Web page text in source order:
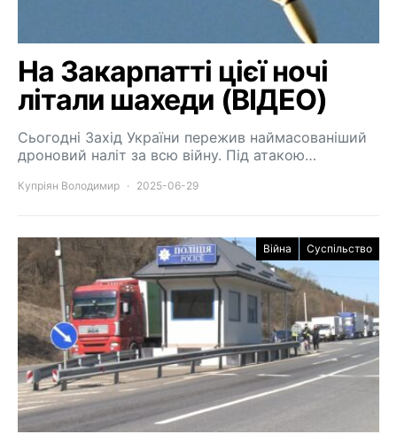
На Закарпатті цієї ночі
літали шахеди (ВІДЕО)
Сьогодні Захід України пережив наймасованіший
дроновий наліт за всю війну. Під атакою…
Купріян Володимир 2025-06-29
Війна Суспільство